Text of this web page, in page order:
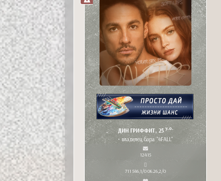
ДИН ГРИФФИТ, 25y.o.
• владелец бара "4FALL"
12415
711 546,1/0 06.26,2/0